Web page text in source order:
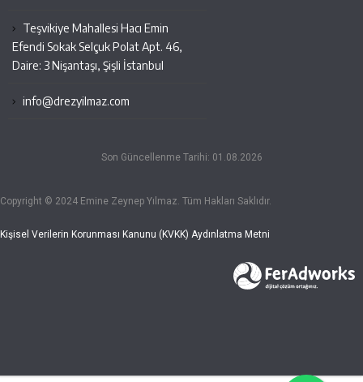
Teşvikiye Mahallesi Hacı Emin
Efendi Sokak Selçuk Polat Apt. 46,
Daire: 3 Nişantaşı, Şişli İstanbul
info@drezyilmaz.com
Son Güncellenme Tarihi: 01.08.2026
Copyright © 2024 Emine Zeynep Yılmaz. Tüm Hakları Saklıdır.
Kişisel Verilerin Korunması Kanunu (KVKK) Aydınlatma Metni